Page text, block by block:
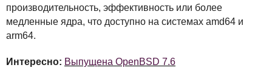
производительность, эффективность или более
медленные ядра, что доступно на системах amd64 и
arm64.
Интересно: Выпущена OpenBSD 7.6